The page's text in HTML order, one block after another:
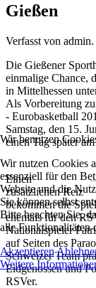
Gießen
Verfasst von
Die Gießener
einmalige Chance,
in Mittelhessen
Als Vorbereitung
- Eurobasketball
Samstag, den 15.
einen Tag später
Einen
zusätzlichen Reiz
bekommen die
ehemals für den
Nationalspieler
auf Seiten des
Schweizer Team
Eidgenossen und
RSVer.
Wir benutzen
Wir nutzen Cookies
essenziell für den
Website und die
Sie können selbst
Bitte beachten Sie,
alle Funktionalitäten
Akzeptieren
Weitere